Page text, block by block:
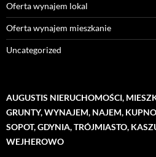
Oferta wynajem lokal
Oferta wynajem mieszkanie
Uncategorized
AUGUSTIS NIERUCHOMOŚCI,
GRUNTY, WYNAJEM, NAJEM,
SOPOT, GDYNIA, TRÓJMIASTO,
WEJHEROWO